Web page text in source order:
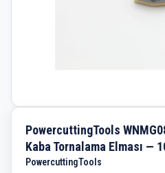
PowercuttingTools
Kaba Tornalama Elması —
PowercuttingTools